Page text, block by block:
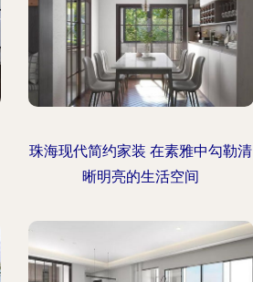
珠海现代简约家装 在素雅中勾勒清
晰明亮的生活空间